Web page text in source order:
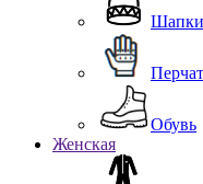
Обувь
Женская